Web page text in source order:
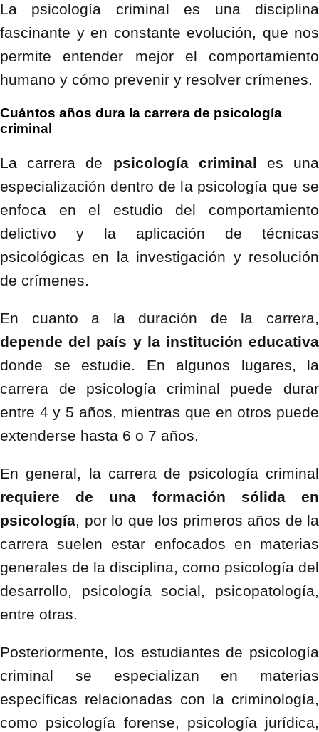
La psicología criminal es una disciplina
fascinante y en constante evolución, que nos
permite entender mejor el comportamiento
humano y cómo prevenir y resolver crímenes.
Cuántos años dura la carrera de psicología
criminal
La carrera de psicología criminal es una
especialización dentro de la psicología que se
enfoca en el estudio del comportamiento
delictivo y la aplicación de técnicas
psicológicas en la investigación y resolución
de crímenes.
En cuanto a la duración de la carrera,
depende del país y la institución educativa
donde se estudie. En algunos lugares, la
carrera de psicología criminal puede durar
entre 4 y 5 años, mientras que en otros puede
extenderse hasta 6 o 7 años.
En general, la carrera de psicología criminal
requiere de una formación sólida en
psicología, por lo que los primeros años de la
carrera suelen estar enfocados en materias
generales de la disciplina, como psicología del
desarrollo, psicología social, psicopatología,
entre otras.
Posteriormente, los estudiantes de psicología
criminal se especializan en materias
específicas relacionadas con la criminología,
como psicología forense, psicología jurídica,